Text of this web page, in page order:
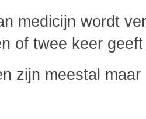
medicijn wordt
of twee keer
zijn meestal